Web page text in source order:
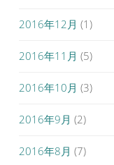
2016年12月 (1)
2016年11月 (5)
2016年10月 (3)
2016年9月 (2)
2016年8月 (7)